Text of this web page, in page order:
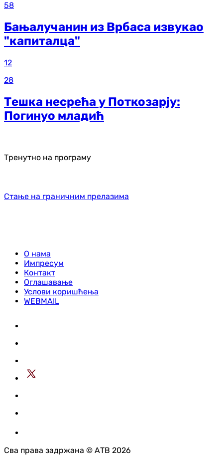
58
Бањалучанин из Врбаса извукао
"капиталца"
12
28
Тешка несрећа у Поткозарју:
Погинуо младић
Тренутно на програму
Стање на граничним прелазима
О нама
Импресум
Контакт
Оглашавање
Услови коришћења
WEBMAIL
Сва права задржана © АТВ 2026